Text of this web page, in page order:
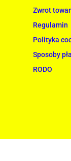
Zwrot
Regulamin
Polityka
Sposoby
RODO